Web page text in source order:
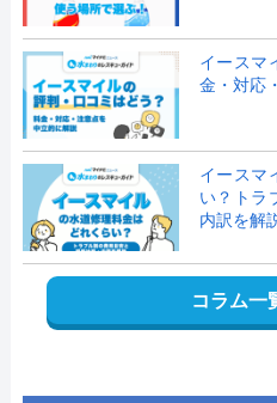
イースマ
金・対応
イースマ
い？トラ
内訳を解
コラム一